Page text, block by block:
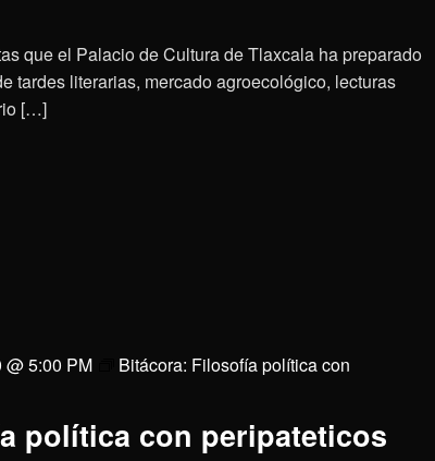
que el Palacio de Cultura de Tlaxcala ha preparado
tardes literarias, mercado agroecológico, lecturas
[…]
política con peripateticos
@ 5:00 PM
Bitácora: Filosofía política con